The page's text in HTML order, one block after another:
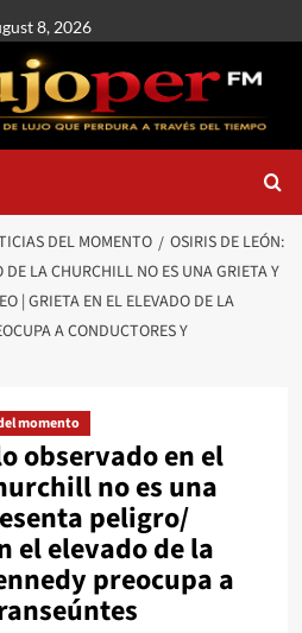
8, 2026
DEL MOMENTO
OSIRIS DE LEÓN:
DE LA CHURCHILL NO ES UNA GRIETA Y
| GRIETA EN EL ELEVADO DE LA
A CONDUCTORES Y
momento
observado en el
no es una
peligro/
el elevado de la
preocupa a